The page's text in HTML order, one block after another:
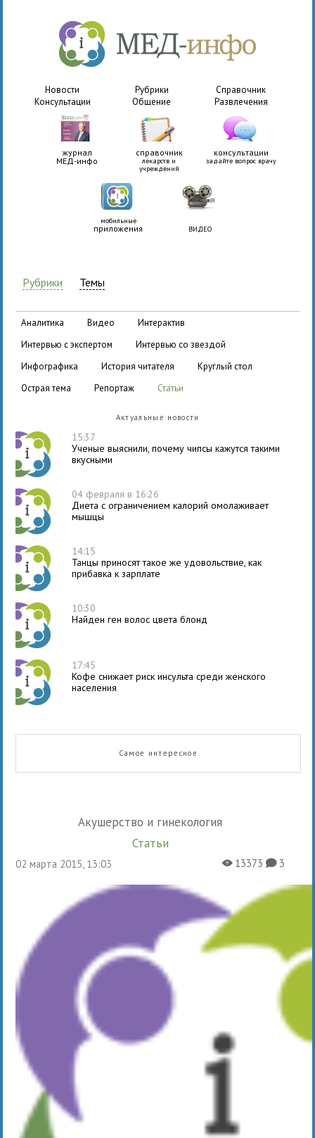
Новости Рубрики
Справочник
Консультации
Общение Развлечения
журнал
МЕД-инфо
справочник
лекарств и
учреждений
консультации
задайте вопрос врачу
мобильные
приложения ВИДЕО
Рубрики Темы
аналитика видео
интерактив
интервью с экспертом
интервью со звездой
инфографика
история читателя
круглый стол
острая тема
репортаж статьи
Актуальные новости
15:37
Ученые выяснили, почему чипсы кажутся такими
вкусными
04 февраля в 16:26
Диета с ограничением калорий омолаживает
мышцы
14:15
Танцы приносят такое же удовольствие, как
прибавка к зарплате
10:30
Найден ген волос цвета блонд
17:45
Кофе снижает риск инсульта среди женского
населения
Самое интересное
Акушерство и гинекология
Статьи
02 марта 2015, 13:03 X13373K3